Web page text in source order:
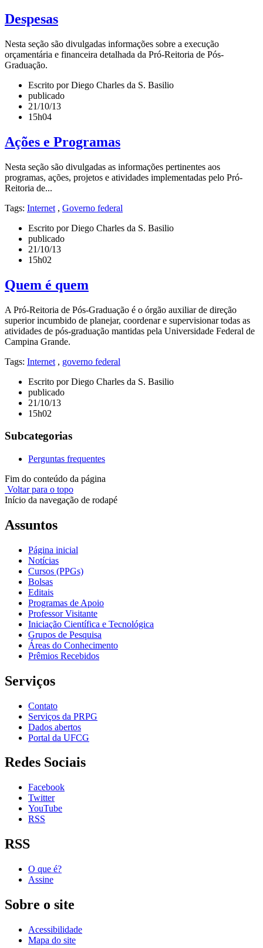
Despesas
Nesta seção são divulgadas informações sobre a execução
orçamentária e financeira detalhada da Pró-Reitoria de Pós-
Graduação.
Escrito por Diego Charles da S. Basilio
publicado
21/10/13
15h04
Ações e Programas
Nesta seção são divulgadas as informações pertinentes aos
programas, ações, projetos e atividades implementadas pelo Pró-
Reitoria de...
Tags: Internet , Governo federal
Escrito por Diego Charles da S. Basilio
publicado
21/10/13
15h02
Quem é quem
A Pró-Reitoria de Pós-Graduação é o órgão auxiliar de direção
superior incumbido de planejar, coordenar e supervisionar todas as
atividades de pós-graduação mantidas pela Universidade Federal de
Campina Grande.
Tags: Internet , governo federal
Escrito por Diego Charles da S. Basilio
publicado
21/10/13
15h02
Subcategorias
Perguntas frequentes
Fim do conteúdo da página
Voltar para o topo
Início da navegação de rodapé
Assuntos
Página inicial
Notícias
Cursos (PPGs)
Bolsas
Editais
Programas de Apoio
Professor Visitante
Iniciação Científica e Tecnológica
Grupos de Pesquisa
Áreas do Conhecimento
Prêmios Recebidos
Serviços
Contato
Serviços da PRPG
Dados abertos
Portal da UFCG
Redes Sociais
Facebook
Twitter
YouTube
RSS
RSS
O que é?
Assine
Sobre o site
Acessibilidade
Mapa do site